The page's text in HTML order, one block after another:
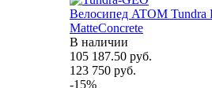
Велосипед ATOM Tundra
MatteConcrete
В наличии
105 187.50 руб.
123 750 руб.
-15%